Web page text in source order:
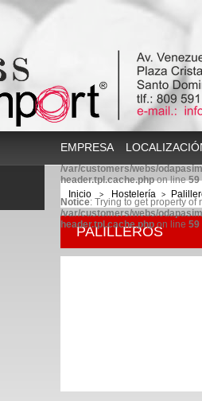
EMPRESA
/var/customers/webs/
header.tpl.cache.phpon line59
Notice: Trying to get property of
/var/customers/webs/
header.tpl.cache.phpon line 59
Inicio > Hostelería >
PALILLEROS